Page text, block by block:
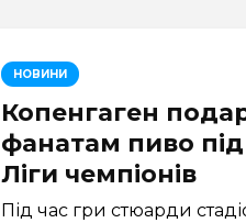
НОВИНИ
Копенгаген
фанатам пиво
Ліги чемпіонів
Під час гри стюарди